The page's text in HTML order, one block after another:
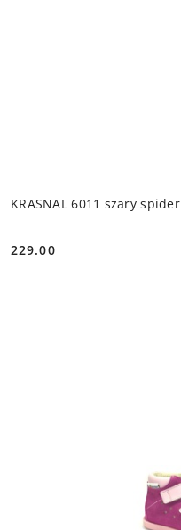
KRASNAL 6011 szary spider
Cena:
229.00